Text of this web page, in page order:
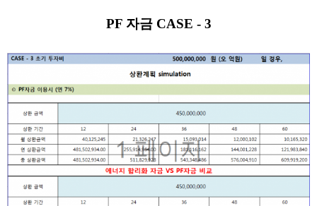
PF 자금 CASE - 3